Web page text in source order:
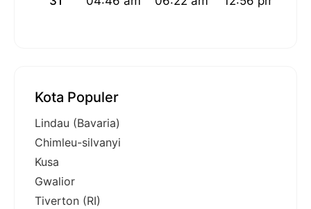
Kota Populer
Lindau (Bavaria)
Chimleu-silvanyi
Kusa
Gwalior
Tiverton (RI)